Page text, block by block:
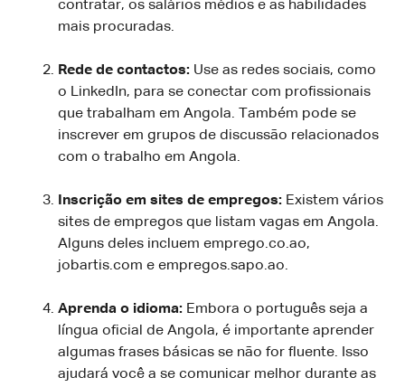
contratar, os salários médios e as habilidades
mais procuradas.
Rede de contactos: Use as redes sociais, como
o LinkedIn, para se conectar com profissionais
que trabalham em Angola. Também pode se
inscrever em grupos de discussão relacionados
com o trabalho em Angola.
Inscrição em sites de empregos: Existem vários
sites de empregos que listam vagas em Angola.
Alguns deles incluem emprego.co.ao,
jobartis.com e empregos.sapo.ao.
Aprenda o idioma: Embora o português seja a
língua oficial de Angola, é importante aprender
algumas frases básicas se não for fluente. Isso
ajudará você a se comunicar melhor durante as